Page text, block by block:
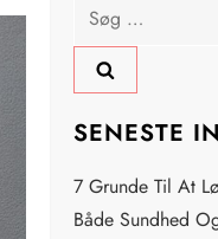
Søg
efter:
SENESTE
7 Grunde Til At
Både Sundhed